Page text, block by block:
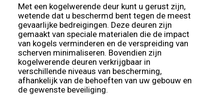
Met een kogelwerende deur kunt u gerust zijn,
wetende dat u beschermd bent tegen de meest
gevaarlijke bedreigingen. Deze deuren zijn
gemaakt van speciale materialen die de impact
van kogels verminderen en de verspreiding van
scherven minimaliseren. Bovendien zijn
kogelwerende deuren verkrijgbaar in
verschillende niveaus van bescherming,
afhankelijk van de behoeften van uw gebouw en
de gewenste beveiliging.